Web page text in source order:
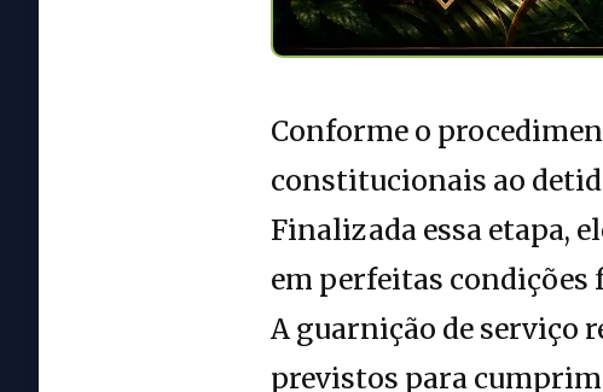
Conforme o
constitucionais ao
Finalizada essa etapa,
em perfeitas condições
A guarnição de serviço
previstos para